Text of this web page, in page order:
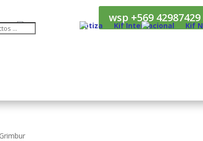
wsp +569 42987429
Cotiza Kif Internacional Kif